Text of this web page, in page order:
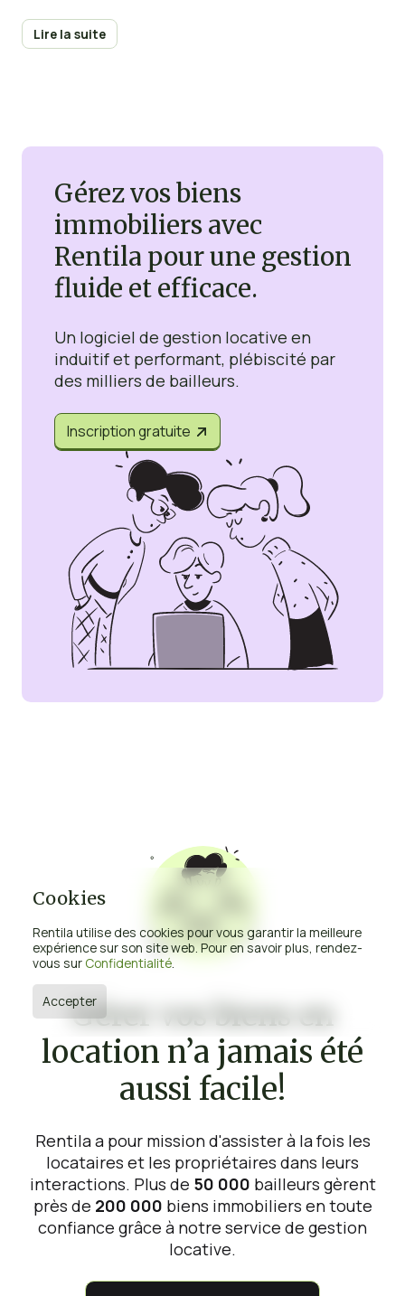
Cookies
Rentila utilise des cookies pour vous garantir la meilleure
expérience sur son site web. Pour en savoir plus, rendez-
vous sur Confidentialité.
Accepter
plus faciles.
Lire la suite
Gérez vos biens
immobiliers avec
Rentila pour une gestion
fluide et efficace.
Un logiciel de gestion locative en
induitif et performant, plébiscité par
des milliers de bailleurs.
Inscription gratuite 

Gérer vos biens en
location n’a jamais été
aussi facile!
Rentila a pour mission d'assister à la fois les
locataires et les propriétaires dans leurs
interactions. Plus de 50 000 bailleurs gèrent
près de 200 000 biens immobiliers en toute
confiance grâce à notre service de gestion
locative.